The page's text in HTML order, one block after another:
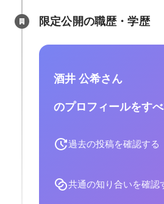
限定公開の職歴・学歴
酒井 公希さん
のプロフィールをす
過去の投稿を確認する
共通の知り合いを確認